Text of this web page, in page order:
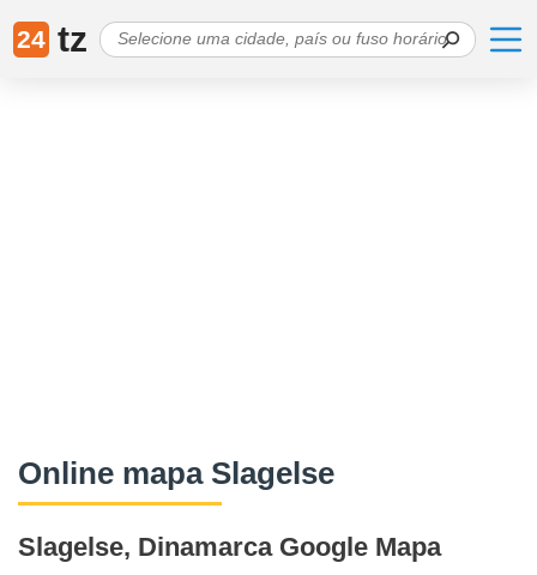
24 tz
Online mapa Slagelse
Slagelse, Dinamarca Google Mapa